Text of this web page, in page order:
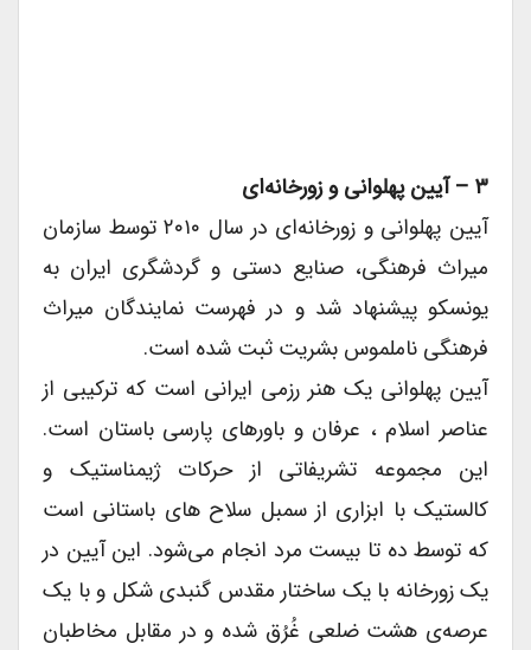
آیین پهلوانی و زورخانه‌ای در سال ۲۰۱۰ توسط سازمان
میراث فرهنگی، صنایع دستی و گردشگری ایران به
یونسکو پیشنهاد شد و در فهرست نمایندگان میراث
فرهنگی ناملموس بشریت ثبت شده است.
آیین پهلوانی یک هنر رزمی ایرانی است که ترکیبی از
عناصر اسلام ، عرفان و باورهای پارسی باستان است.
این مجموعه تشریفاتی از حرکات ژیمناستیک و
کالستیک با ابزاری از سمبل‌ سلاح های باستانی است
که توسط ده تا بیست مرد انجام می‌شود. این آیین در
یک زورخانه با یک ساختار مقدس گنبدی شکل و با یک
عرصه‌ی هشت ضلعی غُرُق شده و در مقابل مخاطبان